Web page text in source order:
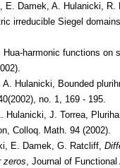
E. Damek, A. Hulanicki, R.
irreducible Siegel
harmonic functions on
Hulanicki, Bounded
no. 1, 169 - 195.
Hulanicki, J. Torrea,
Colloq. Math. 94 (2002).
E. Damek, G. Ratcliff,
zeros, Journal of